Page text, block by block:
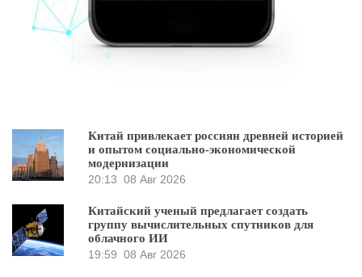
Китай привлекает россиян древней историей
и опытом социально-экономической
модернизации
20:13 08 Авг 2026
Китайский ученый предлагает создать
группу вычислительных спутников для
облачного ИИ
19:59 08 Авг 2026